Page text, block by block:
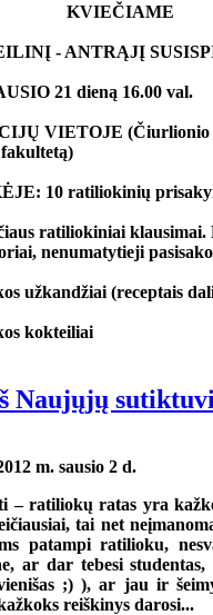
KVIEČIAME
- ANTRĄJĮ
21 dieną 16.00 val.
VIETOJE (Čiurlionio
10 ratiliokinių
ratiliokiniai klausimai.
nenumatytieji
užkandžiai (receptais
kokteiliai
Naujųjų
m. sausio 2 d.
– ratiliokų ratas yra
tai net
patampi ratilioku,
ar dar tebesi
;) ), ar jau ir
reiškinys darosi...